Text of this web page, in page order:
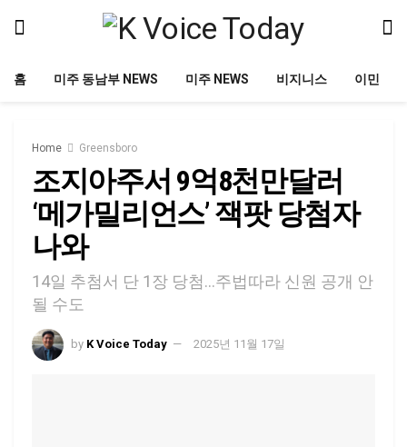
홈 미주 동남부 NEWS 미주 NEWS 비지니스 이민
Home Greensboro
조지아주서 9억8천만달러
‘메가밀리언스’ 잭팟 당첨자
나와
14일 추첨서 단 1장 당첨…주법따라 신원 공개 안
될 수도
by K Voice Today 2025년 11월 17일